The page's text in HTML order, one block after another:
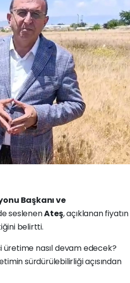
Başkanı ve
seslenenAteş, açıklanan fiyatın
belirtti.
üretime nasıl devam edecek?
sürdürülebilirliği açısından